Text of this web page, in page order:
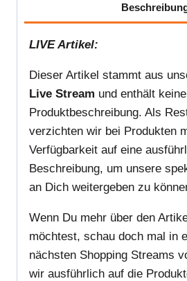
LIVE Artikel:
Dieser Artikel stammt aus
Live Stream und enthält
Produktbeschreibung. Als
verzichten wir bei Produkten
Verfügbarkeit auf eine
Beschreibung, um unsere
an Dich weitergeben zu
Wenn Du mehr über den
möchtest, schau doch mal in
nächsten Shopping Streams
wir ausführlich auf die